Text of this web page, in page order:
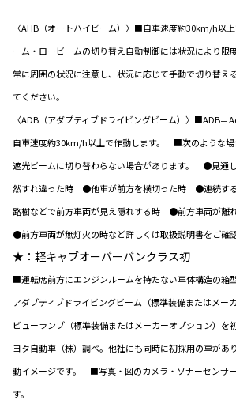
〈AHB（オートハイビーム）〉■自車速度約30km/h
ーム・ロービームの切り替え自動制御には状況により限
常に周囲の状況に注意し、状況に応じて手動で切り替え
てください。
〈ADB（アダプティブドライビングビーム）〉■ADB
自車速度約30km/h以上で作動します。 ■次のような場
遮光ビームに切り替わらない場合があります。 ●見通
然すれ違った時 ●他車が前方を横切った時 ●連続する
路樹などで前方車両が見え隠れする時 ●前方車両が離
●前方車両が無灯火の時など詳しくは取扱説明書をご確
★：軽キャブオーバーバンクラス初
■運転席前方にエンジンルームを持たない車体構造の箱
アダプティブドライビングビーム（標準装備またはメー
ビューランプ（標準装備またはメーカーオプション）を
ヨタ自動車（株）調べ。他社にも同時に初採用の車が
動イメージです。 ■写真・図のカメラ・ソナーセンサ
す。